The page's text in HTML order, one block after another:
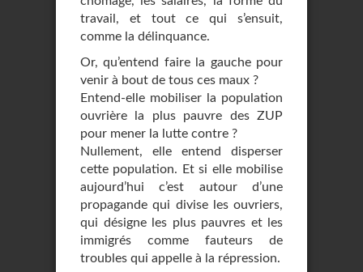
travail, et tout ce qui s’ensuit,
comme la délinquance.
Or, qu’entend faire la gauche pour
venir à bout de tous ces maux ?
Entend-elle mobiliser la population
ouvrière la plus pauvre des ZUP
pour mener la lutte contre ?
Nullement, elle entend disperser
cette population. Et si elle mobilise
aujourd’hui c’est autour d’une
propagande qui divise les ouvriers,
qui désigne les plus pauvres et les
immigrés comme fauteurs de
troubles qui appelle à la répression.